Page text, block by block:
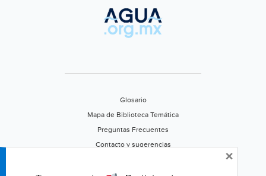
Glosario
Mapa de Biblioteca Temática
Preguntas Frecuentes
Contacto y sugerencias
×